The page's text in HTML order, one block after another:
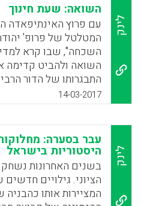
לינק
השואה: שעת חינוך
עם פרוץ האינתיפאדה
המטלטל של פרופ'
השכחה", שבו קרא
השואה ולהביט
התבגרותו של הדור
שישראל מעדיפה
אברהם שלונסקי, "דבר
עשירי", מבלי
שכחנו ועלינו לזכור,
ללמוד כדי לא לשכוח?
השואה כנושא מרכזי
כיוונים חינוכיים
ביסודו קריאה אמיצה
14-03-2017
לינק
עבר בסערה:
היסטוריות בישראל
בשנים האחרונות
הציוני. גילויים חדשים
המציירות אותו